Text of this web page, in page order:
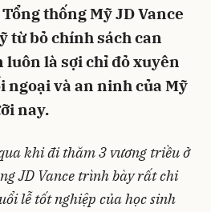
thống Mỹ JD Vance
từ bỏ chính sách can
luôn là sợi chỉ đỏ xuyên
ngoại và an ninh của Mỹ
nay.
khi đi thăm 3 vương triều ở
JD Vance trình bày rất chi
lễ tốt nghiệp của học sinh
Hủy Gửi